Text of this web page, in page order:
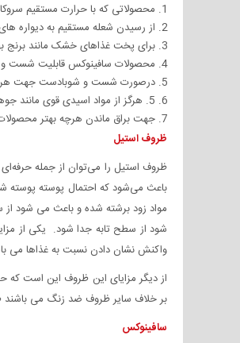
محصولاتی که با حرارت مستقیم
از رسیدن شعله مستقیم به دیواره
برای پخت غذاهای خشک مانند برنج
محصولات سافینوکس قابلیت شست و
درصورت شست و شوبادست جهت هرچه
5. هرگز از مواد اسیدی قوی مانند جوهر نمک در محصولات استیل استفاده نکنید.
جهت براق ماندن هرچه بهتر محصولات
ظروف استیل
ظروف استیل را می‌توان از جمله
باعث می‌شود که احتمال پوسته پوسته
مواد زود برشته شده و باعث می شود
شود از سطح تابه جدا شود. یکی از
واکنش نشان دادن نسبت به غذاها می
از دیگر مزایای این ظروف این است
بر خلاف سایر ظروف ضد زنگ می
سافینوکس